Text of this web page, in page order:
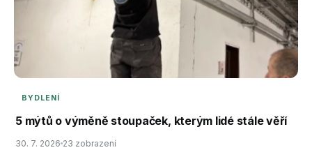
BYDLENÍ
5 mýtů o výměně stoupaček, kterým lidé stále věří
30. 7. 2026 23 zobrazení